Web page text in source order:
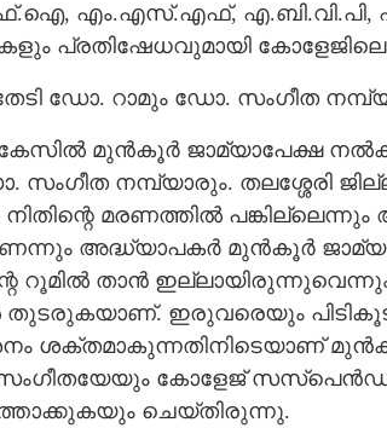
എം.എസ്.എഫ്,
പ്രതിഷേധവുമായി
ഡോ. റാമും ഡോ. സംഗീത
കേസിൽ മുൻകൂർ ജാമ്യാപേക്ഷ
നമ്പ്യാരും. തലശ്ശേരി
മരണത്തിൽ
അദ്ധ്യാപകർ മുൻകൂർ
റൂമിൽ താൻ
തുടരുകയാണ്. ഇരുവരെയും
ശക്തമാകുന്നതിനിടെയാണ്
സംഗീതയേയും കോളേജ്
ചെയ്തിരുന്നു.